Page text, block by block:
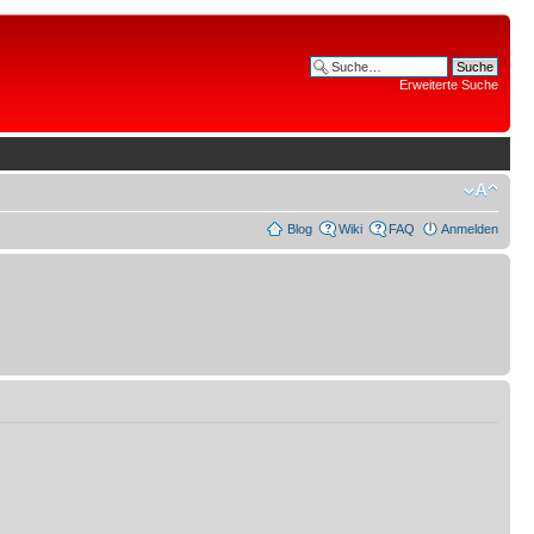
Erweiterte Suche
Blog Wiki FAQ Anmelden